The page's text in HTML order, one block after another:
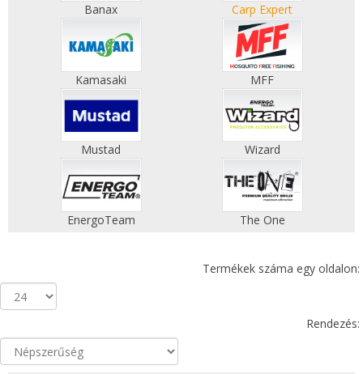
Banax Carp Expert
Kamasaki MFF
Mustad Wizard
EnergoTeam The One
Termékek száma egy oldalon:
Rendezés: